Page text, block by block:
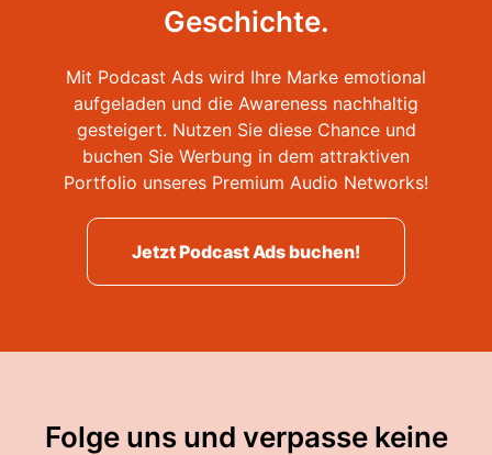
Geschichte.
Mit Podcast Ads wird Ihre Marke emotional
aufgeladen und die Awareness nachhaltig
gesteigert. Nutzen Sie diese Chance und
buchen Sie Werbung in dem attraktiven
Portfolio unseres Premium Audio Networks!
Jetzt Podcast Ads buchen!
Folge uns und verpasse keine